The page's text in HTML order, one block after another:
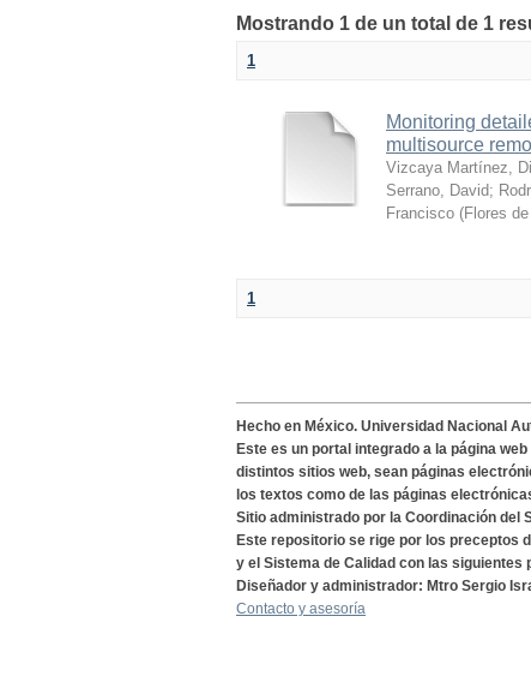
Mostrando 1 de un total de 1
1
Monitoring
multisource
Vizcaya Martínez,
Serrano, David;
Francisco (Flores
1
Hecho en México. Universidad Nacional
Este es un portal integrado a la página
distintos sitios web, sean páginas
los textos como de las páginas
Sitio administrado por la Coordinación del
Este repositorio se rige por los preceptos
y el Sistema de Calidad con las siguientes
Diseñador y administrador: Mtro Sergio
Contacto y asesoría